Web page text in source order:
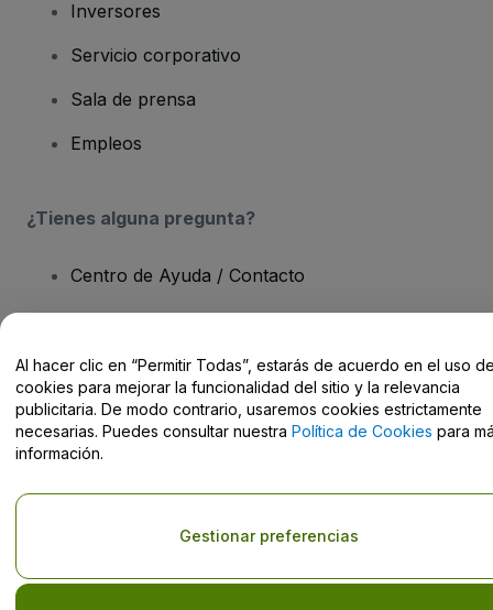
Inversores
Servicio corporativo
Sala de prensa
Empleos
¿Tienes alguna pregunta?
Centro de Ayuda / Contacto
Derechos reservados © viagogo GmbH 2026
Datos de la Empresa
El uso de este sitio web constituye la aceptación de losTérminos y
Condiciones, de laPolítica de Privacidad, de laPolítica de Cookies
y de laPolítica de Privacidad para Móviles
privacidad
Al hacer clic en “Permitir Todas”, estarás de acuerdo en el uso
cookies para mejorar la funcionalidad del sitio y la relevancia
publicitaria. De modo contrario, usaremos cookies estrictamente
necesarias. Puedes consultar nuestra Política de Cookies para
información.
Gestionar preferencias